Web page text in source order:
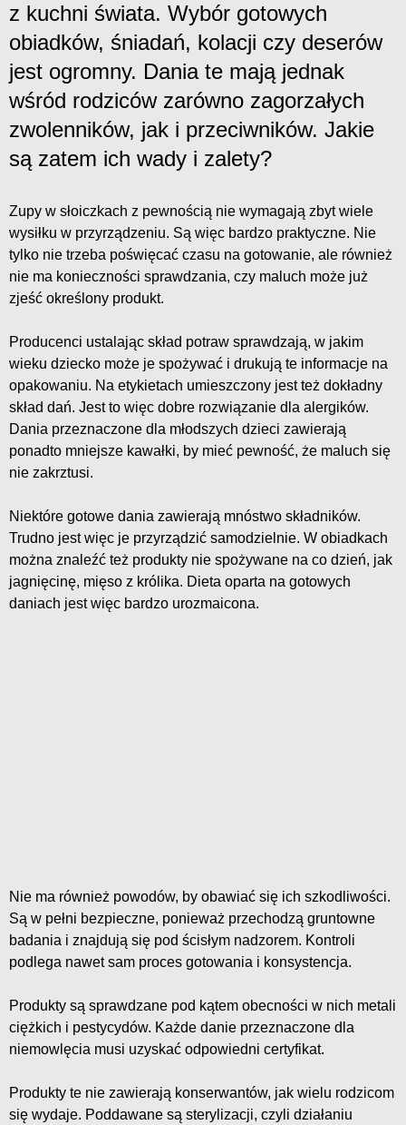
z kuchni świata. Wybór gotowych
obiadków, śniadań, kolacji czy deserów
jest ogromny. Dania te mają jednak
wśród rodziców zarówno zagorzałych
zwolenników, jak i przeciwników. Jakie
są zatem ich wady i zalety?
Zupy w słoiczkach z pewnością nie wymagają zbyt wiele
wysiłku w przyrządzeniu. Są więc bardzo praktyczne. Nie
tylko nie trzeba poświęcać czasu na gotowanie, ale również
nie ma konieczności sprawdzania, czy maluch może już
zjeść określony produkt.
Producenci ustalając skład potraw sprawdzają, w jakim
wieku dziecko może je spożywać i drukują te informacje na
opakowaniu. Na etykietach umieszczony jest też dokładny
skład dań. Jest to więc dobre rozwiązanie dla alergików.
Dania przeznaczone dla młodszych dzieci zawierają
ponadto mniejsze kawałki, by mieć pewność, że maluch się
nie zakrztusi.
Niektóre gotowe dania zawierają mnóstwo składników.
Trudno jest więc je przyrządzić samodzielnie. W obiadkach
można znaleźć też produkty nie spożywane na co dzień, jak
jagnięcinę, mięso z królika. Dieta oparta na gotowych
daniach jest więc bardzo urozmaicona.
Nie ma również powodów, by obawiać się ich szkodliwości.
Są w pełni bezpieczne, ponieważ przechodzą gruntowne
badania i znajdują się pod ścisłym nadzorem. Kontroli
podlega nawet sam proces gotowania i konsystencja.
Produkty są sprawdzane pod kątem obecności w nich metali
ciężkich i pestycydów. Każde danie przeznaczone dla
niemowlęcia musi uzyskać odpowiedni certyfikat.
Produkty te nie zawierają konserwantów, jak wielu rodzicom
się wydaje. Poddawane są sterylizacji, czyli działaniu